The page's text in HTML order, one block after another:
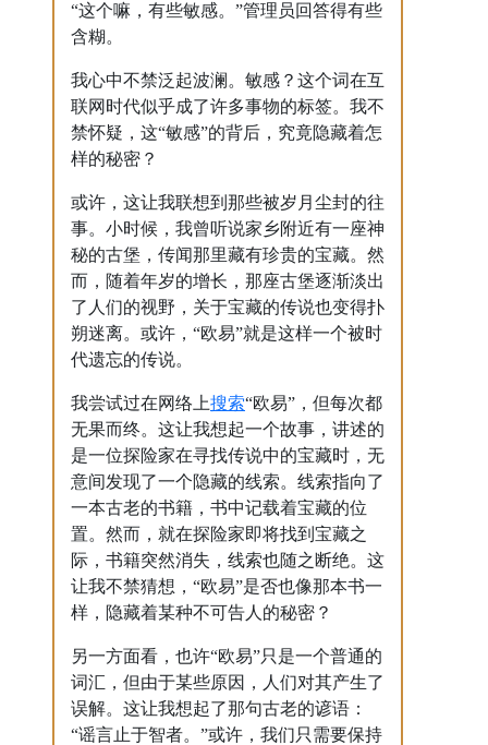
“这个嘛，有些敏感。”管理员回答得有些
含糊。
我心中不禁泛起波澜。敏感？这个词在互
联网时代似乎成了许多事物的标签。我不
禁怀疑，这“敏感”的背后，究竟隐藏着怎
样的秘密？
或许，这让我联想到那些被岁月尘封的往
事。小时候，我曾听说家乡附近有一座神
秘的古堡，传闻那里藏有珍贵的宝藏。然
而，随着年岁的增长，那座古堡逐渐淡出
了人们的视野，关于宝藏的传说也变得扑
朔迷离。或许，“欧易”就是这样一个被时
代遗忘的传说。
我尝试过在网络上搜索“欧易”，但每次都
无果而终。这让我想起一个故事，讲述的
是一位探险家在寻找传说中的宝藏时，无
意间发现了一个隐藏的线索。线索指向了
一本古老的书籍，书中记载着宝藏的位
置。然而，就在探险家即将找到宝藏之
际，书籍突然消失，线索也随之断绝。这
让我不禁猜想，“欧易”是否也像那本书一
样，隐藏着某种不可告人的秘密？
另一方面看，也许“欧易”只是一个普通的
词汇，但由于某些原因，人们对其产生了
误解。这让我想起了那句古老的谚语：
“谣言止于智者。”或许，我们只需要保持